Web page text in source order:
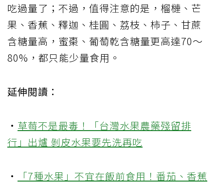
吃過量了；不過，值得注意的是，榴槤、芒
果、香蕉、釋迦、桂圓、荔枝、柿子、甘蔗
含糖量高，蜜棗、葡萄乾含糖量更高達70～
80%，都只能少量食用。
延伸閱讀：
· 草莓不是最毒！「台灣水果農藥殘留排
行」出爐 剝皮水果要先洗再吃
·
「7種水果」不宜在飯前食用！番茄、香蕉